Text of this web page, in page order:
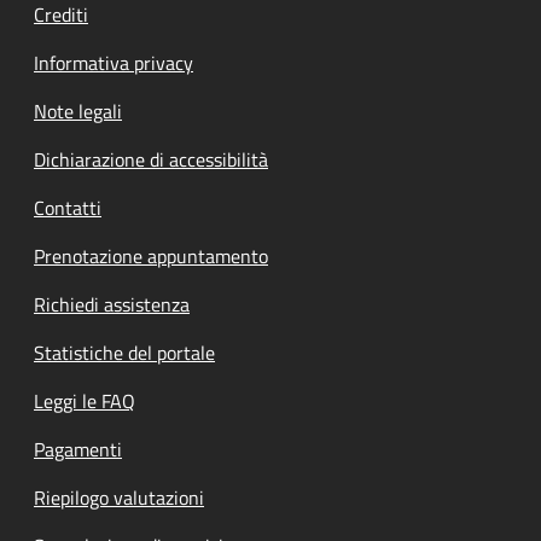
Crediti
Informativa privacy
Note legali
Dichiarazione di accessibilità
Contatti
Prenotazione appuntamento
Richiedi assistenza
Statistiche del portale
Leggi le FAQ
Pagamenti
Riepilogo valutazioni